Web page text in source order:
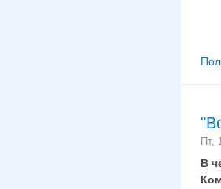
Пт,
В